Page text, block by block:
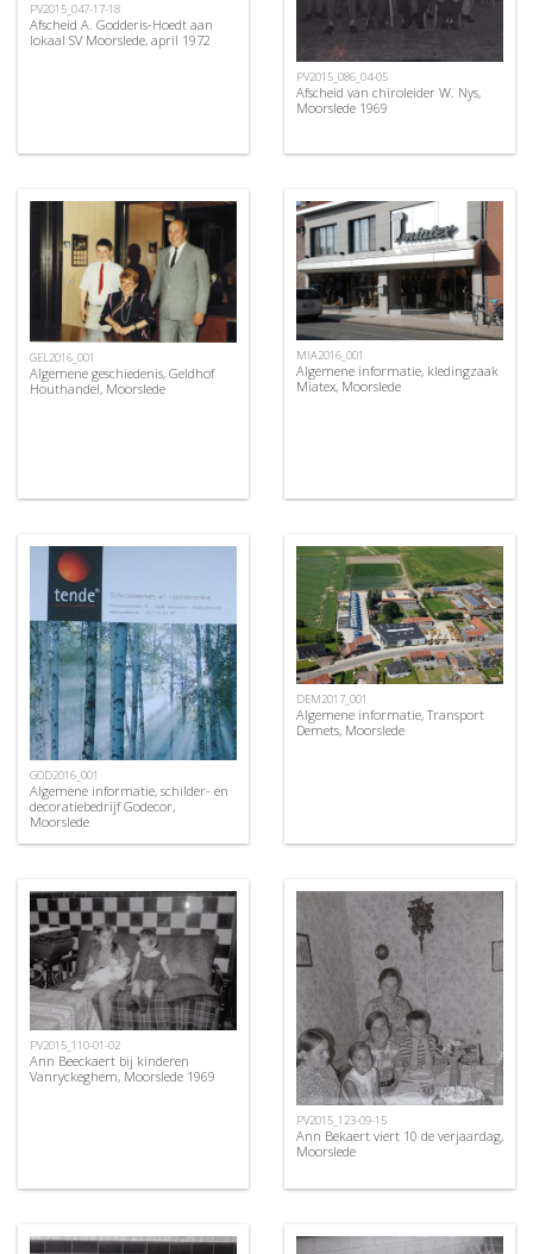
PV2015_047-17-18
Afscheid A. Godderis-Hoedt aan
lokaal SV Moorslede, april 1972
PV2015_086_04-05
Afscheid van chiroleider W. Nys,
Moorslede 1969
GEL2016_001
Algemene geschiedenis, Geldhof
Houthandel, Moorslede
MIA2016_001
Algemene informatie, kledingzaak
Miatex, Moorslede
GOD2016_001
Algemene informatie, schilder- en
decoratiebedrijf Godecor,
Moorslede
DEM2017_001
Algemene informatie, Transport
Demets, Moorslede
PV2015_110-01-02
Ann Beeckaert bij kinderen
Vanryckeghem, Moorslede 1969
PV2015_123-09-15
Ann Bekaert viert 10 de verjaardag,
Moorslede